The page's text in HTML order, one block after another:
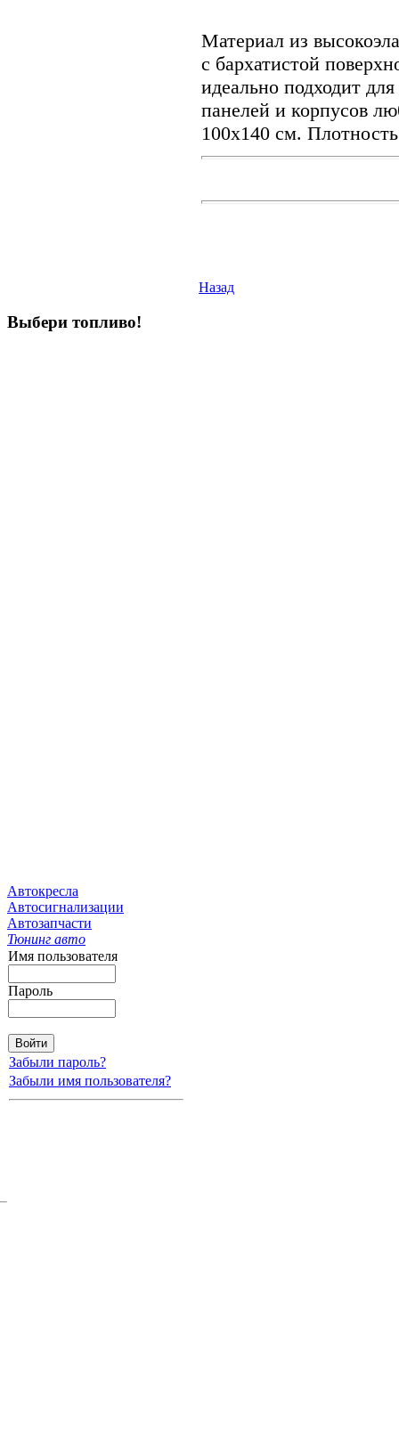
Материал из
с бархатистой
идеально подходит
панелей и корпусов
100x140 см.
Назад
Выбери топливо!
Автокресла
Автосигнализации
Автозапчасти
Тюнинг авто
Имя пользователя
Пароль
Забыли пароль?
Забыли имя пользователя?